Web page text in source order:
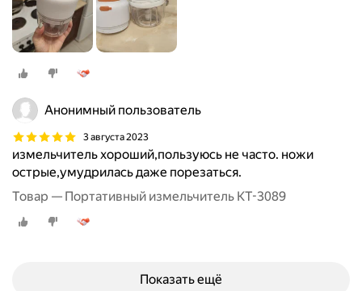
Анонимный пользователь
3 августа 2023
измельчитель хороший,пользуюсь не часто. ножи
острые,умудрилась даже порезаться.
Товар — Портативный измельчитель КТ-3089
Показать ещё